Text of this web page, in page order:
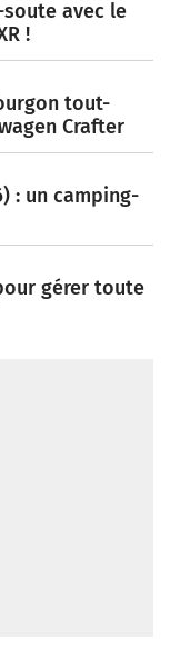
soute avec le
!
tout-
Crafter
: un camping-
gérer toute